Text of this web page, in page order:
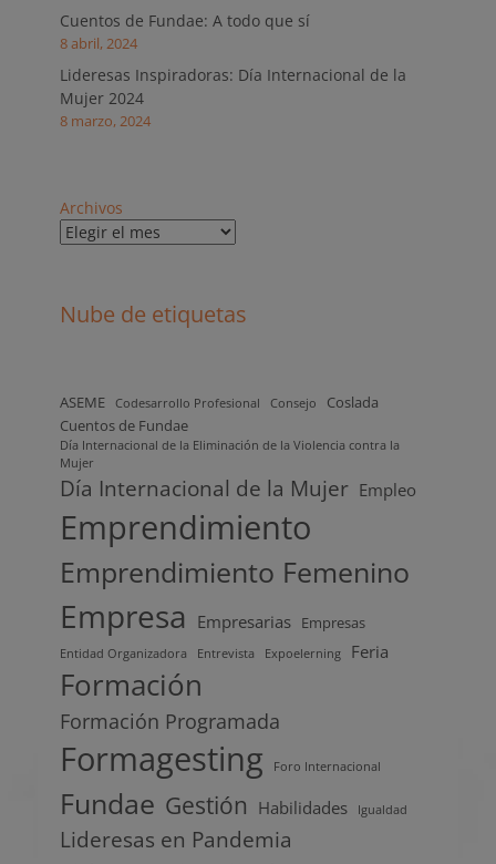
Cuentos de Fundae: A todo que sí
8 abril, 2024
Lideresas Inspiradoras: Día Internacional de la
Mujer 2024
8 marzo, 2024
Archivos
Nube de etiquetas
ASEME Codesarrollo Profesional Consejo
Coslada
Cuentos de Fundae
Día Internacional de la Eliminación de la Violencia contra la
Mujer
Día Internacional de la Mujer Empleo
Emprendimiento
Emprendimiento Femenino
Empresa Empresarias Empresas
Entidad Organizadora Entrevista Expoelerning Feria
Formación
Formación Programada
Formagesting Foro Internacional
Fundae Gestión Habilidades Igualdad
Lideresas en Pandemia